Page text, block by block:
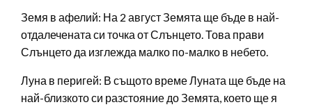
Земя в афелий: На 2 август Земята ще бъде в най-
отдалечената си точка от Слънцето. Това прави
Слънцето да изглежда малко по-малко в небето.
Луна в перигей: В същото време Луната ще бъде на
най-близкото си разстояние до Земята, което ще я